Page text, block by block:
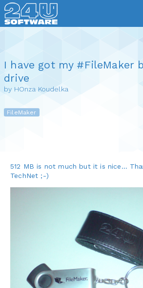
I have got my #FileMaker
drive
by HOnza Koudelka
FileMaker
512 MB is not much but it is nice…
TechNet ;-)